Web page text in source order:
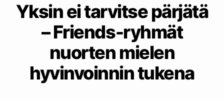
Yksin ei tarvitse pärjätä
– Friends-ryhmät
nuorten mielen
hyvinvoinnin tukena